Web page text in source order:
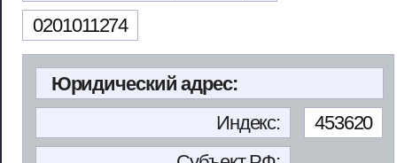
0201011274
Юридический адрес:
Индекс:
453620